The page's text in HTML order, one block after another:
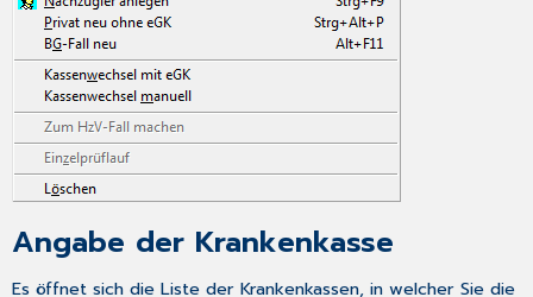
Angabe der Krankenkasse
Es öffnet sich die Liste der Krankenkassen, in welcher Sie die